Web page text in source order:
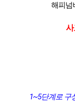
해피넘
1~5단계로 구